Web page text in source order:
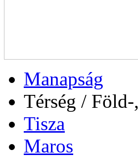
Manapság
Térség /
Tisza
Maros